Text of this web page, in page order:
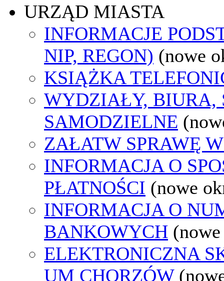
URZĄD MIASTA
INFORMACJE
NIP, REGON) (nowe
KSIĄŻKA
WYDZIAŁY, BIURA,
SAMODZIELNE
ZAŁATW SPRAWĘ
INFORMACJA O
PŁATNOŚCI (nowe
INFORMACJA O
BANKOWYCH
ELEKTRONICZNA
UM CHORZÓW